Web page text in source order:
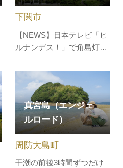
高さ12ｍ…
【NEWS】日本テレビ「ヒ
ルナンデス！」で角島灯台
11月27日放送「ナンチャン
と行く！今が旬の山口でテ
ンション爆上げツアー」角
島の西端に位置し、日本海
側初の洋式灯台が立つ公
園。石造りの灯台は明治9
年に初点灯し、今でもなお
現役で活躍中…
下関市
真宮島（エンジェ
ルロード）
干潮の前後3時間ずつだけ
周防大島町